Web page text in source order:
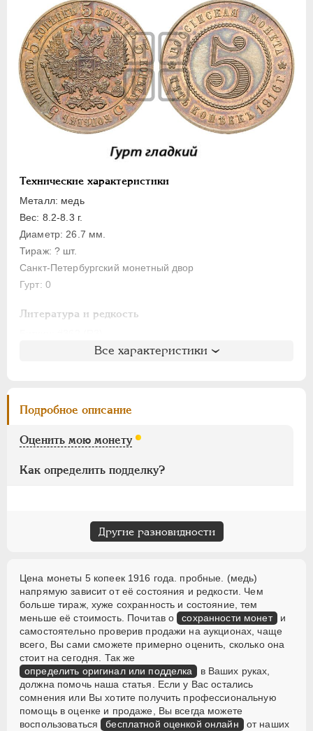
Технические характеристики
Металл: медь
Вес: 8.2-8.3 г.
Диаметр: 26.7 мм.
Тираж: ? шт.
Санкт-Петербургский монетный двор
Гурт: 0
Литература и редкость
: не вошла в описание
Казаков: 507 (F-R2, VF-R3, XF-R3, UNC-R4)
Рейтинг по Казакову
: не указана
Все характеристики
Подробное описание
Оценить мою монету
Как определить подделку?
Другие разновидности
Цена монеты 5 копеек 1916 года. пробные. (медь)
напрямую зависит от её состояния и редкости. Чем
больше тираж, хуже сохранность и состояние, тем
меньше её стоимость. Почитав о сохранности монет и
самостоятельно проверив продажи на аукционах, чаще
всего, Вы сами сможете примерно оценить, сколько она
стоит на сегодня. Так же
определить оригинал или подделка
в Ваших руках,
должна помочь наша статья. Если у Вас остались
сомнения или Вы хотите получить профессиональную
помощь в оценке и продаже, Вы всегда можете
воспользоваться бесплатной оценкой онлайн от наших
ПЕТР III 1762-1762
ЕКАТЕРИНА II 1762-1796
ПАВЕЛ I 1796-1801
АЛЕКСАНДР I 1801-1825
НИКОЛАЙ I 1826-1855
АЛЕКСАНДР II 1855-1881
АЛЕКСАНДР III 1881-1894
1894-1917
Пробные
15 русов
10 русов
15 рублей
25 копеек
20 копеек
10 копеек
1/2 копейки
1/4 копейки
Памятные и донативные
Для Финляндии
ВРЕМЕННОЕ ПРАВ. 1917-1918
ИНОСТРАННЫЕ 1768-1918